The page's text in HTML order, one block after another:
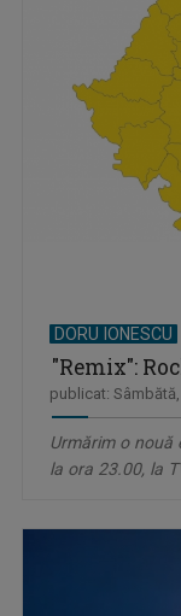
DORU IONESCU
"Remix":
publicat:
Urmărim o nouă
la ora 23.00, la